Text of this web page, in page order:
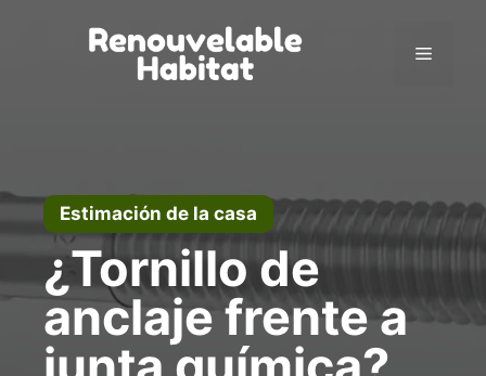
Menú
Estimación de la casa
¿Tornillo de
anclaje frente a